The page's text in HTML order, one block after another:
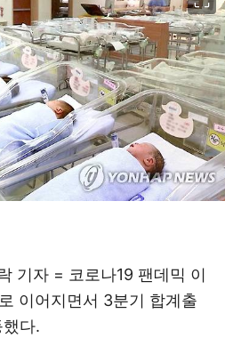
기자 = 코로나19 팬데믹 이
이어지면서 3분기 합계출
다.